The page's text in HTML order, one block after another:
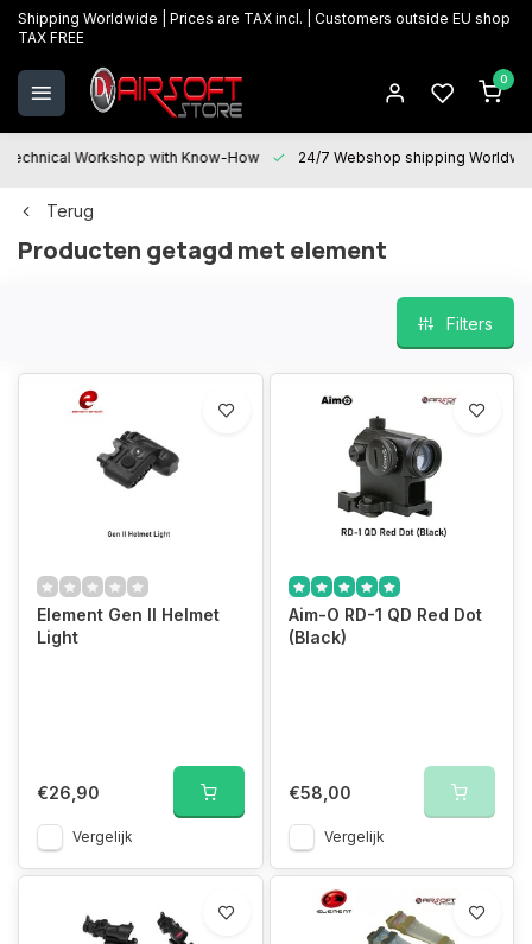
Shipping Worldwide | Prices are TAX incl. | Customers outside EU shop
TAX FREE
0
Technical Workshop with Know-How 24/7 Webshop shipping
Terug
Producten getagd met element
Filters
Element Gen II Helmet
Light
€26,90
Vergelijk
Aim-O RD-1 QD Red Dot
(Black)
€58,00
Vergelijk